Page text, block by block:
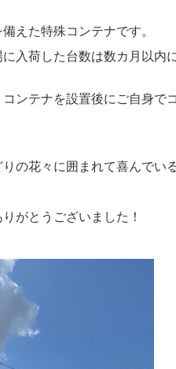
えた特殊コンテナです。
入荷した台数は数カ月以内
ンテナを設置後にご自身で
の花々に囲まれて喜んでい
がとうございました！